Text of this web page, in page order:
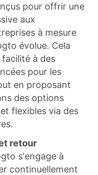
pour offrir une
aux
à mesure
évolue. Cela
à des
pour les
en proposant
des options
flexibles via des
retour
s'engage à
continuellement